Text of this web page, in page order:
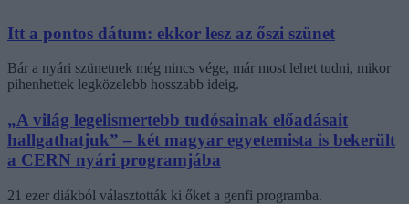
Itt a pontos dátum: ekkor lesz az őszi szünet
Bár a nyári szünetnek még nincs vége, már most lehet tudni, mikor
pihenhettek legközelebb hosszabb ideig.
„A világ legelismertebb tudósainak előadásait
hallgathatjuk” – két magyar egyetemista is bekerült
a CERN nyári programjába
21 ezer diákból választották ki őket a genfi programba.